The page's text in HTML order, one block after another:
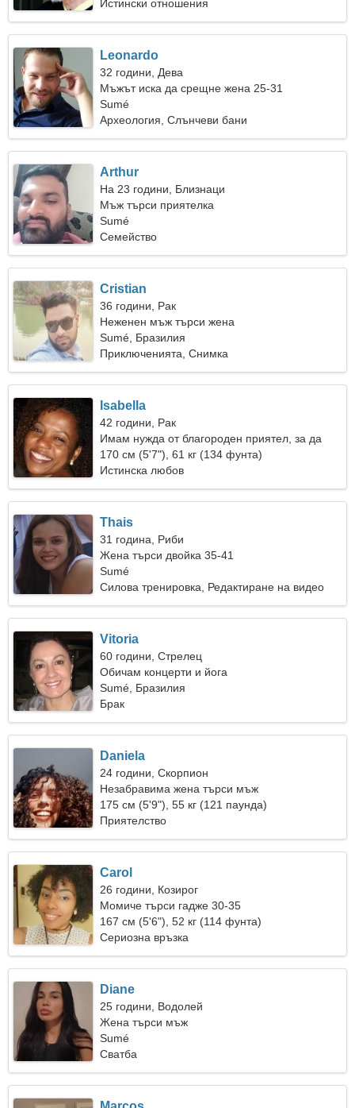
Истински отношения
Leonardo
32 години, Дева
Мъжът иска да срещне жена 25-31
Sumé
Археология, Слънчеви бани
Arthur
На 23 години, Близнаци
Мъж търси приятелка
Sumé
Семейство
Cristian
36 години, Рак
Неженен мъж търси жена
Sumé, Бразилия
Приключенията, Снимка
Isabella
42 години, Рак
Имам нужда от благороден приятел, за да
танцуваме заедно
170 см (5'7"), 61 кг (134 фунта)
Истинска любов
Thais
31 година, Риби
Жена търси двойка 35-41
Sumé
Силова тренировка, Редактиране на видео
Vitoria
60 години, Стрелец
Обичам концерти и йога
Sumé, Бразилия
Брак
Daniela
24 години, Скорпион
Незабравима жена търси мъж
175 см (5'9"), 55 кг (121 паунда)
Приятелство
Carol
26 години, Козирог
Момиче търси гадже 30-35
167 см (5'6"), 52 кг (114 фунта)
Сериозна връзка
Diane
25 години, Водолей
Жена търси мъж
Sumé
Сватба